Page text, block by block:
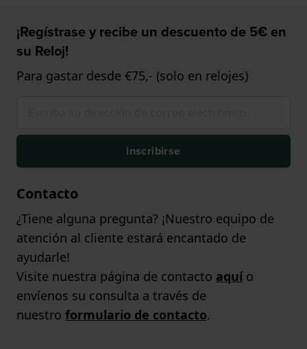
¡Regístrase y recibe un descuento de 5€ en
su Reloj!
Para gastar desde €75,- (solo en relojes)
inscribirse
Contacto
¿Tiene alguna pregunta? ¡Nuestro equipo de
atención al cliente estará encantado de
ayudarle!
Visite nuestra página de contacto aquío
envíenos su consulta a través de
nuestro formulario de contacto.